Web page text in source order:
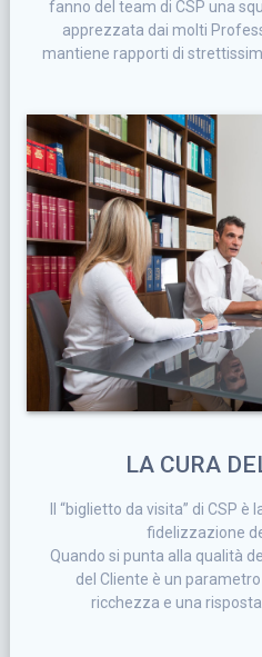
fanno del team di CSP una
apprezzata dai molti
mantiene rapporti di
LA CURA
Il “biglietto da visita” di CSP
fidelizzazione
Quando si punta alla qualità
del Cliente è un
ricchezza e una